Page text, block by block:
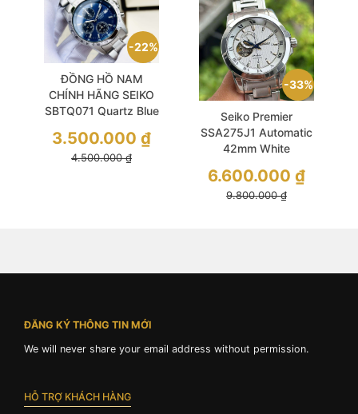
22%
ĐỒNG HỒ NAM
CHÍNH HÃNG SEIKO
SBTQ071 Quartz Blue
Thể Thao Khoẻ Khoắn
4.500.000₫
3.500.000 ₫
33%
Seiko Premier
SSA275J1 Automatic
42mm White
9.800.000₫
6.600.000 ₫
ĐĂNG KÝ THÔNG TIN MỚI
We will never share your email address without permission.
HỖ TRỢ KHÁCH HÀNG